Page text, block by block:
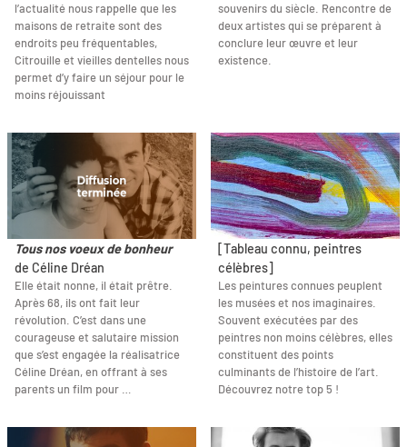
l’actualité nous rappelle que les
maisons de retraite sont des
endroits peu fréquentables,
Citrouille et vieilles dentelles nous
permet d’y faire un séjour pour le
moins réjouissant
souvenirs du siècle. Rencontre de
deux artistes qui se préparent à
conclure leur œuvre et leur
existence.
Tous nos voeux de bonheur
de Céline Dréan
Elle était nonne, il était prêtre.
Après 68, ils ont fait leur
révolution. C’est dans une
courageuse et salutaire mission
que s’est engagée la réalisatrice
Céline Dréan, en offrant à ses
parents un film pour …
[Tableau connu, peintres
célèbres]
Les peintures connues peuplent
les musées et nos imaginaires.
Souvent exécutées par des
peintres non moins célèbres, elles
constituent des points
culminants de l’histoire de l’art.
Découvrez notre top 5 !